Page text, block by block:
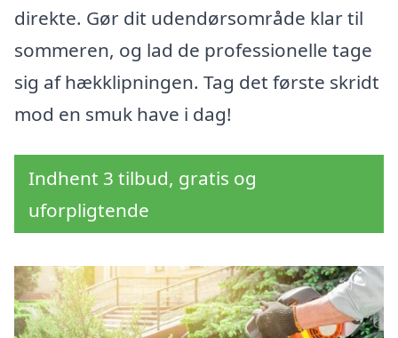
direkte. Gør dit udendørsområde klar til
sommeren, og lad de professionelle tage
sig af hækklipningen. Tag det første skridt
mod en smuk have i dag!
Indhent 3 tilbud, gratis og
uforpligtende